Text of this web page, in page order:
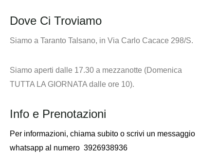
Dove Ci Troviamo
Siamo a Taranto Talsano, in Via Carlo Cacace 298/S.
Siamo aperti dalle 17.30 a mezzanotte (Domenica
TUTTA LA GIORNATA dalle ore 10).
Info e Prenotazioni
Per informazioni, chiama subito o scrivi un messaggio
whatsapp al numero 3926938936